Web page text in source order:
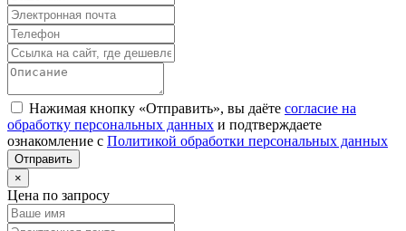
Нажимая кнопку «Отправить», вы даёте согласие на
обработку персональных данных и подтверждаете
ознакомление с Политикой обработки персональных данных
×
Цена по запросу